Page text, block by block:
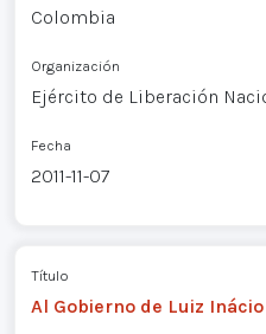
Colombia
Organización
Ejército de Liberación
Fecha
2011-11-07
Título
Al Gobierno de Luiz